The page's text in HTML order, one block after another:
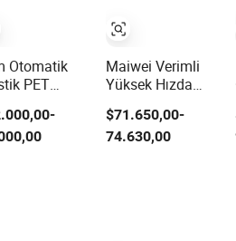
Otomatik
PET
Hızda
Suyu Meyve
İçecek İlaç
Maiwei Verimli
Yüksek Hızda
Otomatik 2
Kaviteli Plastik
Pet Şişe Üfleme
$71.650,00-
74.630,00